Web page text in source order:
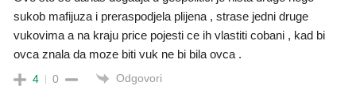
sukob mafijuza i preraspodjela plijena , strase jedni druge
vukovima a na kraju price pojesti ce ih vlastiti cobani , kad bi
ovca znala da moze biti vuk ne bi bila ovca .
4 0 Odgovori